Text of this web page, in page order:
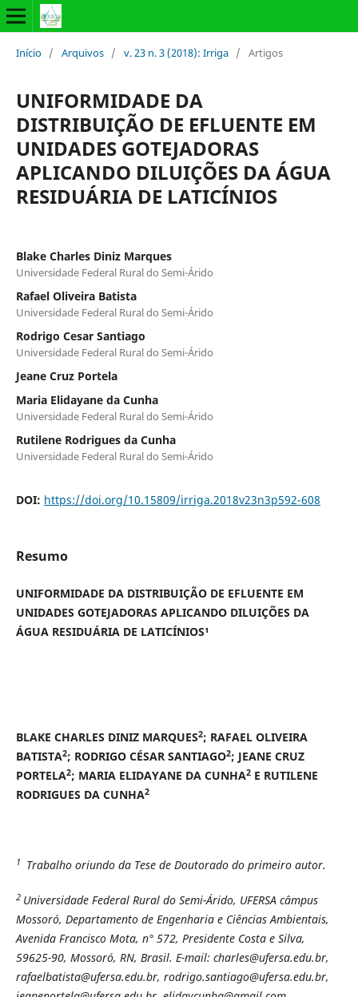
Início / Arquivos / v. 23 n. 3 (2018): Irriga / Artigos
UNIFORMIDADE DA
DISTRIBUIÇÃO DE EFLUENTE EM
UNIDADES GOTEJADORAS
APLICANDO DILUIÇÕES DA ÁGUA
RESIDUÁRIA DE LATICÍNIOS
Blake Charles Diniz Marques
Universidade Federal Rural do Semi-Árido
Rafael Oliveira Batista
Universidade Federal Rural do Semi-Árido
Rodrigo Cesar Santiago
Universidade Federal Rural do Semi-Árido
Jeane Cruz Portela
Maria Elidayane da Cunha
Universidade Federal Rural do Semi-Árido
Rutilene Rodrigues da Cunha
Universidade Federal Rural do Semi-Árido
DOI: https://doi.org/10.15809/irriga.2018v23n3p592-608
Resumo
UNIFORMIDADE DA DISTRIBUIÇÃO DE EFLUENTE EM
UNIDADES GOTEJADORAS APLICANDO DILUIÇÕES DA
ÁGUA RESIDUÁRIA DE LATICÍNIOS¹
BLAKE CHARLES DINIZ MARQUES2; RAFAEL OLIVEIRA
BATISTA2; RODRIGO CÉSAR SANTIAGO2; JEANE CRUZ
PORTELA2; MARIA ELIDAYANE DA CUNHA2E RUTILENE
RODRIGUES DA CUNHA2
1 Trabalho oriundo da Tese de Doutorado do primeiro autor.
2 Universidade Federal Rural do Semi-Árido, UFERSA câmpus
Mossoró, Departamento de Engenharia e Ciências Ambientais,
Avenida Francisco Mota, n° 572, Presidente Costa e Silva,
59625-90, Mossoró, RN, Brasil. E-mail: charles@ufersa.edu.br,
rafaelbatista@ufersa.edu.br, rodrigo.santiago@ufersa.edu.br,